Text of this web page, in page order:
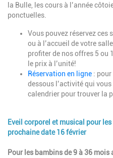
la Bulle, les cours à l’année
ponctuelles.
Vous pouvez réservez ces
ou à l’accueil de votre
profiter de nos offres 5 ou
le prix à l’unité!
Réservation en ligne :
dessous l’activité qui
calendrier pour trouver la
Eveil corporel et musical pour
prochaine date 16 février
Pour les bambins de 9 à 36 mois